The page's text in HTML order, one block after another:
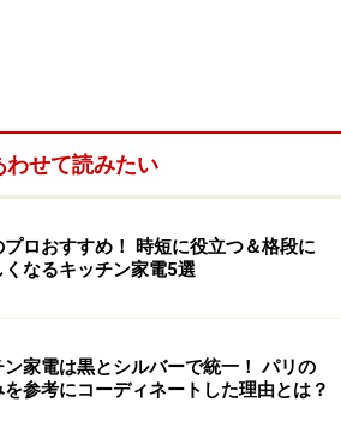
スープリーズRに入れてスイッチ
です。
から裏ごしするという工程が必要
も一切必要ありません。かぼちゃ
ほうれん草など、どんな野菜でも
わせて読みたい
プロおすすめ！ 時短に役立つ＆格段に
くなるキッチン家電5選
ン家電は黒とシルバーで統一！ パリの
参考にコーディネートした理由とは？